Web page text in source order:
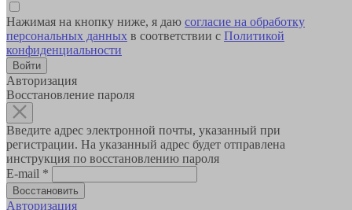
Нажимая на кнопку ниже, я даю согласие на обработку
персональных данных в соответствии с Политикой
конфиденциальности
Авторизация
Восстановление пароля
Введите адрес электронной почты, указанный при
регистрации. На указанный адрес будет отправлена
инструкция по восстановлению пароля
E-mail *
Авторизация